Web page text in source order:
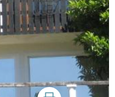
Imprimer